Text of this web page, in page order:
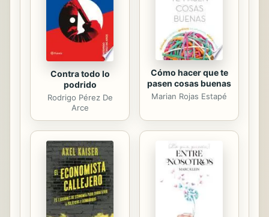
Contra todo lo
podrido
Rodrigo Pérez De
Arce
Cómo hacer que te
pasen cosas buenas
Marian Rojas Estapé